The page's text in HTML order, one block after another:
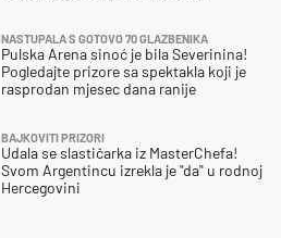
NASTUPALA S GOTOVO 70 GLAZBENIKA
Pulska Arena sinoć je bila Severinina!
Pogledajte prizore sa spektakla koji je
rasprodan mjesec dana ranije
BAJKOVITI PRIZORI
Udala se slastičarka iz MasterChefa!
Svom Argentincu izrekla je "da" u rodnoj
Hercegovini